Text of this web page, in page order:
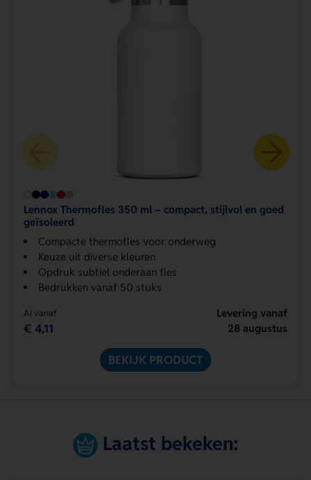
Lennox Thermofles 350 ml – compact, stijlvol en goed
geïsoleerd
Compacte thermofles voor onderweg
Keuze uit diverse kleuren
Opdruk subtiel onderaan fles
Bedrukken vanaf 50 stuks
Al vanaf
€ 4,11
Levering vanaf
28 augustus
BEKIJK PRODUCT
Laatst bekeken: